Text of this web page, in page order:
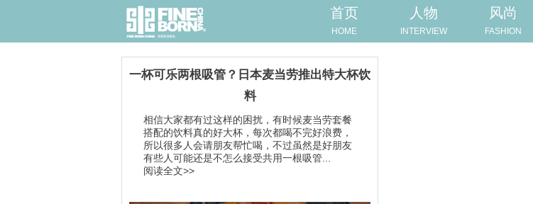
首页
HOME
人物
INTERVIEW
风尚
FASHION
一杯可乐两根吸管？日本麦当劳推出特大杯饮
料
相信大家都有过这样的困扰，有时候麦当劳套餐
搭配的饮料真的好大杯，每次都喝不完好浪费，
所以很多人会请朋友帮忙喝，不过虽然是好朋友
有些人可能还是不怎么接受共用一根吸管...
阅读全文>>